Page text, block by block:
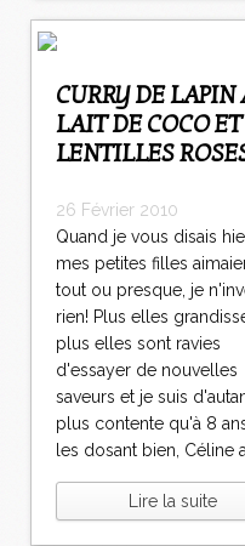
CURRY DE LAPIN AU
LAIT DE COCO ET
LENTILLES
26 Février 2010
Quand je vous disais
mes petites filles
tout ou presque, je
rien! Plus elles
plus elles sont ravies
d'essayer de nouvelles
saveurs et je suis
plus contente qu'à 8
les dosant bien, Céline
Lire la suite